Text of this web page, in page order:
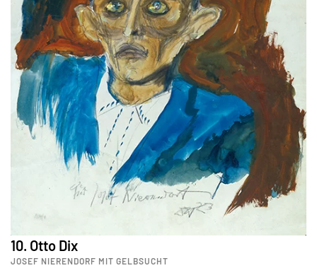
10. Otto Dix
JOSEF NIERENDORF MIT GELBSUCHT